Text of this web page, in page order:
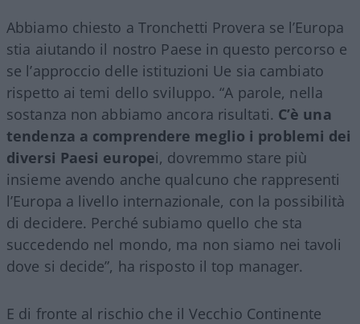
Abbiamo chiesto a Tronchetti Provera se l’Europa
stia aiutando il nostro Paese in questo percorso e
se l’approccio delle istituzioni Ue sia cambiato
rispetto ai temi dello sviluppo. “A parole, nella
sostanza non abbiamo ancora risultati. C’è una
tendenza a comprendere meglio i problemi dei
diversi Paesi europei, dovremmo stare più
insieme avendo anche qualcuno che rappresenti
l’Europa a livello internazionale, con la possibilità
di decidere. Perché subiamo quello che sta
succedendo nel mondo, ma non siamo nei tavoli
dove si decide”, ha risposto il top manager.
E di fronte al rischio che il Vecchio Continente